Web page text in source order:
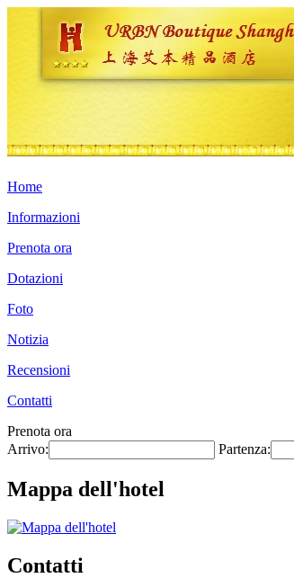
Home
Informazioni
Prenota ora
Dotazioni
Foto
Notizia
Recensioni
Contatti
Prenota ora
Arrivo:
Partenza:
Mappa dell'hotel
Contatti